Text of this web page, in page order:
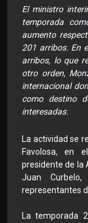
El ministro
temporada
aumento
201 arribos. En
arribos, lo que
otro orden,
internacional
como destino
interesadas.
La actividad se
Favolosa, en
presidente de la
Juan
representantes
La temporada